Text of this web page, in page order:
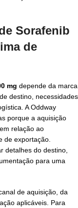
Sorafenib
de
mg depende da marca
destino, necessidades
A Oddway
porque a aquisição
relação ao
de exportação.
detalhes do destino,
para uma
de aquisição, da
aplicáveis. Para